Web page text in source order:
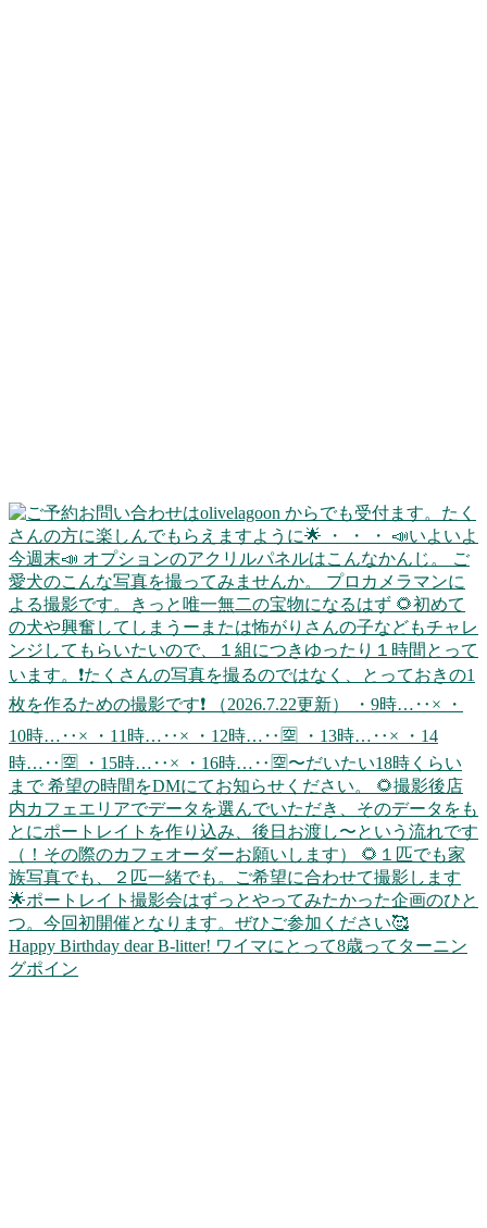
Happy Birthday dear B-litter! ワイマにとって8歳ってターニン
グポイン